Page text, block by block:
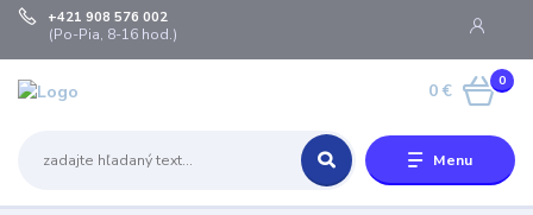
Menu
+421 908 576 002
(Po-Pia, 8-16 hod.)
0
0 €